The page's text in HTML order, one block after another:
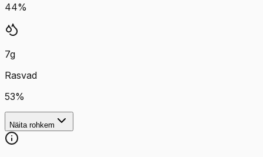
44%
7g
Rasvad
53%
Näita rohkem